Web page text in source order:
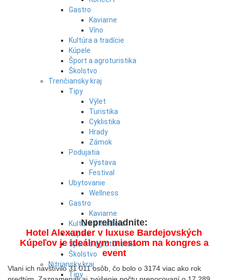
Gastro
Kaviarne
Víno
Kultúra a tradície
Kúpele
Šport a agroturistika
Školstvo
Trenčiansky kraj
Tipy
Výlet
Turistika
Cyklistika
Hrady
Zámok
Podujatia
Výstava
Festival
Ubytovanie
Wellness
Gastro
Kaviarne
Kultúra a tradície
Kúpele
Šport a agroturistika
Školstvo
Nitriansky kraj
Tipy
Neprehliadnite:
Hotel Alexander v luxuse Bardejovských
Kúpeľov je ideálnym miestom na kongres a
event
Vlani ich navštívilo 31 011 osôb, čo bolo o 3174 viac ako rok